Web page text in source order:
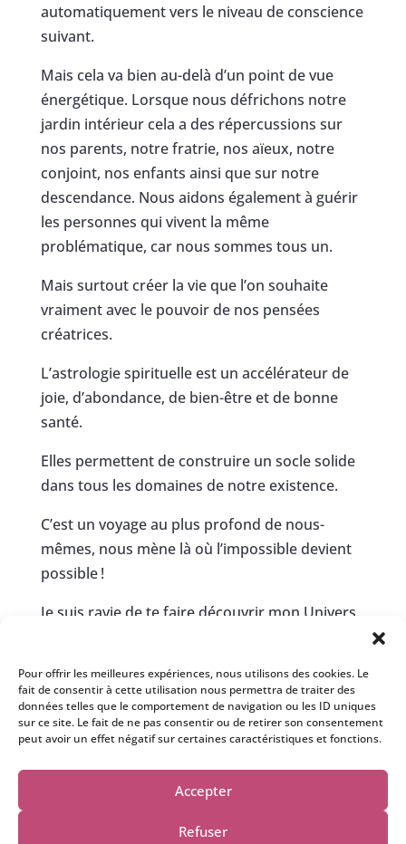
Pour offrir les meilleures expériences, nous utilisons des cookies. Le
fait de consentir à cette utilisation nous permettra de traiter des
données telles que le comportement de navigation ou les ID uniques
sur ce site. Le fait de ne pas consentir ou de retirer son consentement
peut avoir un effet négatif sur certaines caractéristiques et fonctions.
Accepter
Refuser
automatiquement vers le niveau de conscience
suivant.
Mais cela va bien au-delà d’un point de vue
énergétique. Lorsque nous défrichons notre
jardin intérieur cela a des répercussions sur
nos parents, notre fratrie, nos aïeux, notre
conjoint, nos enfants ainsi que sur notre
descendance. Nous aidons également à guérir
les personnes qui vivent la même
problématique, car nous sommes tous un.
Mais surtout créer la vie que l’on souhaite
vraiment avec le pouvoir de nos pensées
créatrices.
L’astrologie spirituelle est un accélérateur de
joie, d’abondance, de bien-être et de bonne
santé.
Elles permettent de construire un socle solide
dans tous les domaines de notre existence.
C’est un voyage au plus profond de nous-
mêmes, nous mène là où l’impossible devient
possible !
Je suis ravie de te faire découvrir mon Univers.
cette adresse :contact@isabelle-
bertholin.com,je me ferrais un plaisir de te
répondre personnellement.